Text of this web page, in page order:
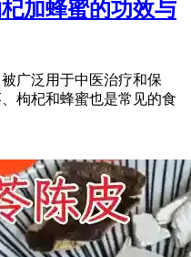
加蜂蜜的功效与
广泛用于中医治疗和保
枸杞和蜂蜜也是常见的食